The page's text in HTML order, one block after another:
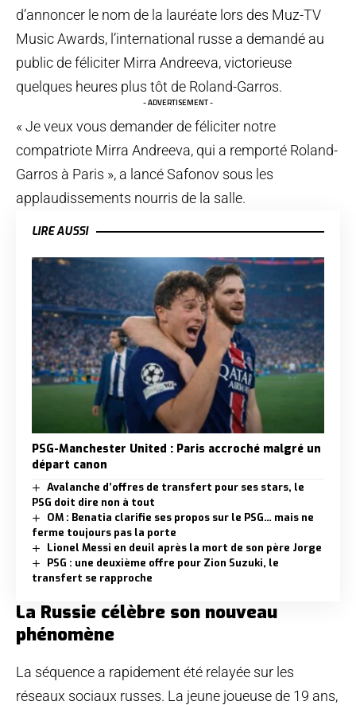
d’annoncer le nom de la lauréate lors des Muz-TV
Music Awards, l’international russe a demandé au
public de féliciter Mirra Andreeva, victorieuse
quelques heures plus tôt de Roland-Garros.
- ADVERTISEMENT -
« Je veux vous demander de féliciter notre
compatriote Mirra Andreeva, qui a remporté Roland-
Garros à Paris », a lancé Safonov sous les
applaudissements nourris de la salle.
LIRE AUSSI
PSG-Manchester United : Paris accroché malgré un
départ canon
Avalanche d’offres de transfert pour ses stars, le
PSG doit dire non à tout
OM : Benatia clarifie ses propos sur le PSG… mais ne
ferme toujours pas la porte
Lionel Messi en deuil après la mort de son père Jorge
PSG : une deuxième offre pour Zion Suzuki, le
transfert se rapproche
La Russie célèbre son nouveau
phénomène
La séquence a rapidement été relayée sur les
réseaux sociaux russes. La jeune joueuse de 19 ans,